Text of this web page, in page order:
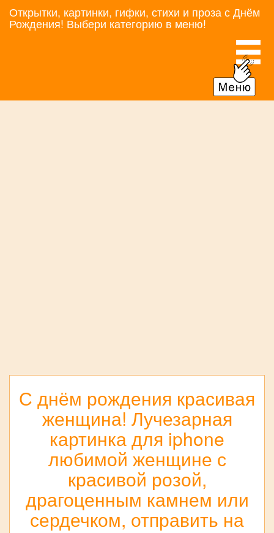
Открытки, картинки, гифки, стихи и проза с Днём
Рождения! Выбери категорию в меню!
С днём рождения красивая
женщина! Лучезарная
картинка для iphone
любимой женщине с
красивой розой,
драгоценным камнем или
сердечком, отправить на